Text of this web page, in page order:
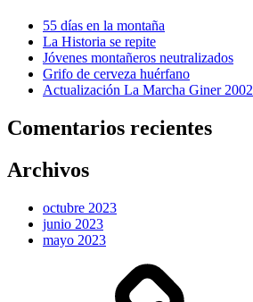
55 días en la montaña
La Historia se repite
Jóvenes montañeros neutralizados
Grifo de cerveza huérfano
Actualización La Marcha Giner 2002
Comentarios recientes
Archivos
octubre 2023
junio 2023
mayo 2023